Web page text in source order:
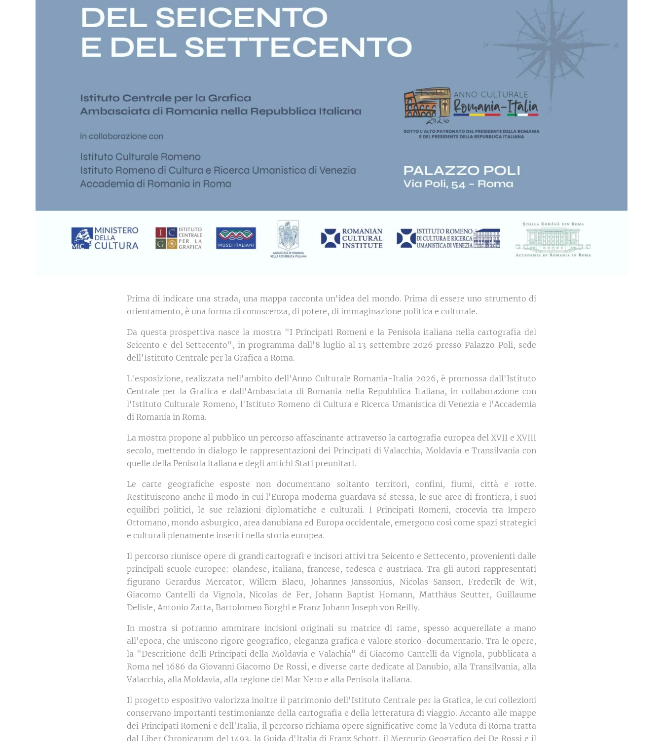
Prima di indicare una strada, una mappa racconta un'idea del mondo. Prima di essere uno strumento di
orientamento, è una forma di conoscenza, di potere, di immaginazione politica e culturale.
Da questa prospettiva nasce la mostra "I Principati Romeni e la Penisola italiana nella cartografia del
Seicento e del Settecento", in programma dall'8 luglio al 13 settembre 2026 presso Palazzo Poli, sede
dell'Istituto Centrale per la Grafica a Roma.
L'esposizione, realizzata nell'ambito dell'Anno Culturale Romania-Italia 2026, è promossa dall'Istituto
Centrale per la Grafica e dall'Ambasciata di Romania nella Repubblica Italiana, in collaborazione con
l'Istituto Culturale Romeno, l'Istituto Romeno di Cultura e Ricerca Umanistica di Venezia e l'Accademia
di Romania in Roma.
La mostra propone al pubblico un percorso affascinante attraverso la cartografia europea del XVII e XVIII
secolo, mettendo in dialogo le rappresentazioni dei Principati di Valacchia, Moldavia e Transilvania con
quelle della Penisola italiana e degli antichi Stati preunitari.
Le carte geografiche esposte non documentano soltanto territori, confini, fiumi, città e rotte.
Restituiscono anche il modo in cui l'Europa moderna guardava sé stessa, le sue aree di frontiera, i suoi
equilibri politici, le sue relazioni diplomatiche e culturali. I Principati Romeni, crocevia tra Impero
Ottomano, mondo asburgico, area danubiana ed Europa occidentale, emergono così come spazi strategici
e culturali pienamente inseriti nella storia europea.
Il percorso riunisce opere di grandi cartografi e incisori attivi tra Seicento e Settecento, provenienti dalle
principali scuole europee: olandese, italiana, francese, tedesca e austriaca. Tra gli autori rappresentati
figurano Gerardus Mercator, Willem Blaeu, Johannes Janssonius, Nicolas Sanson, Frederik de Wit,
Giacomo Cantelli da Vignola, Nicolas de Fer, Johann Baptist Homann, Matthäus Seutter, Guillaume
Delisle, Antonio Zatta, Bartolomeo Borghi e Franz Johann Joseph von Reilly.
In mostra si potranno ammirare incisioni originali su matrice di rame, spesso acquerellate a mano
all'epoca, che uniscono rigore geografico, eleganza grafica e valore storico-documentario. Tra le opere,
la "Descritione delli Principati della Moldavia e Valachia" di Giacomo Cantelli da Vignola, pubblicata a
Roma nel 1686 da Giovanni Giacomo De Rossi, e diverse carte dedicate al Danubio, alla Transilvania, alla
Valacchia, alla Moldavia, alla regione del Mar Nero e alla Penisola italiana.
Il progetto espositivo valorizza inoltre il patrimonio dell'Istituto Centrale per la Grafica, le cui collezioni
conservano importanti testimonianze della cartografia e della letteratura di viaggio. Accanto alle mappe
dei Principati Romeni e dell'Italia, il percorso richiama opere significative come la Veduta di Roma tratta
dal Liber Chronicarum del 1493, la Guida d'Italia di Franz Schott, il Mercurio Geografico dei De Rossi e il